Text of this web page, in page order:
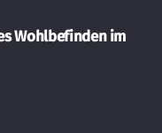
Wohlbefinden im